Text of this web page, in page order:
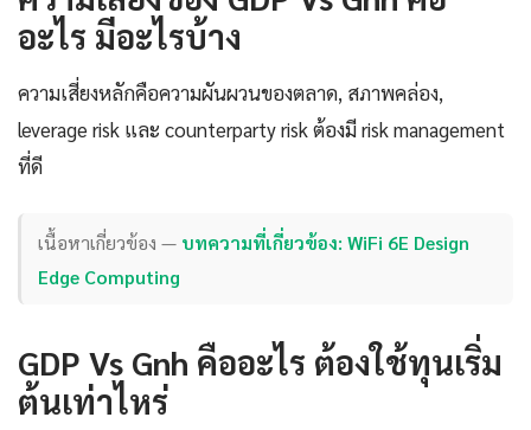
อะไร มีอะไรบ้าง
ความเสี่ยงหลักคือความผันผวนของตลาด, สภาพคล่อง,
leverage risk และ counterparty risk ต้องมี risk management
ที่ดี
เนื้อหาเกี่ยวข้อง — บทความที่เกี่ยวข้อง: WiFi 6E Design
Edge Computing
GDP Vs Gnh คืออะไร ต้องใช้ทุนเริ่ม
ต้นเท่าไหร่